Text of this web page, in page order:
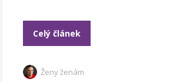
Celý článek
Ženy ženám